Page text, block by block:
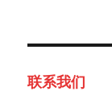
联系我们